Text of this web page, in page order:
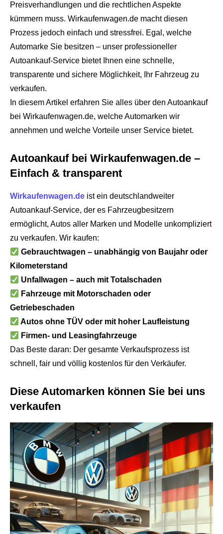
Preisverhandlungen und die rechtlichen Aspekte
kümmern muss. Wirkaufenwagen.de macht diesen
Prozess jedoch einfach und stressfrei. Egal, welche
Automarke Sie besitzen – unser professioneller
Autoankauf-Service bietet Ihnen eine schnelle,
transparente und sichere Möglichkeit, Ihr Fahrzeug zu
verkaufen.
In diesem Artikel erfahren Sie alles über den Autoankauf
bei Wirkaufenwagen.de, welche Automarken wir
annehmen und welche Vorteile unser Service bietet.
Autoankauf bei Wirkaufenwagen.de –
Einfach & transparent
Wirkaufenwagen.de ist ein deutschlandweiter
Autoankauf-Service, der es Fahrzeugbesitzern
ermöglicht, Autos aller Marken und Modelle unkompliziert
zu verkaufen. Wir kaufen:
Gebrauchtwagen – unabhängig von Baujahr oder
Kilometerstand
Unfallwagen – auch mit Totalschaden
Fahrzeuge mit Motorschaden oder
Getriebeschaden
Autos ohne TÜV oder mit hoher Laufleistung
Firmen- und Leasingfahrzeuge
Das Beste daran: Der gesamte Verkaufsprozess ist
schnell, fair und völlig kostenlos für den Verkäufer.
Diese Automarken können Sie bei uns
verkaufen